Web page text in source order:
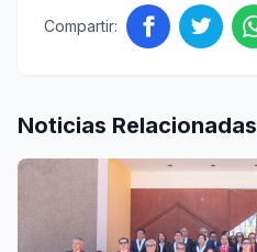
Compartir:
Noticias Relacionadas